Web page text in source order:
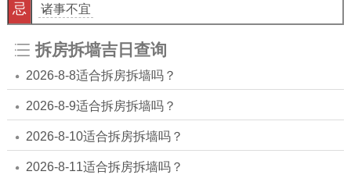
忌
诸事不宜
拆房拆墙吉日查询
2026-8-8适合拆房拆墙吗？
2026-8-9适合拆房拆墙吗？
2026-8-10适合拆房拆墙吗？
2026-8-11适合拆房拆墙吗？